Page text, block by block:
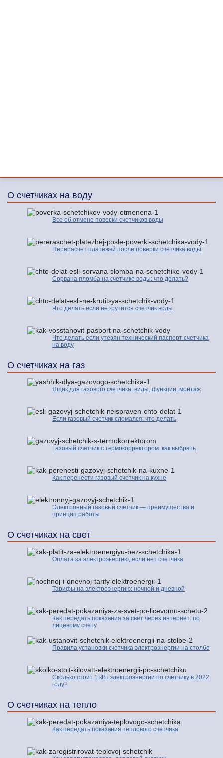
О счетчиках на воду
Все об отмене поверки счетчиков воды
Перерасчет платежей после поверки счетчика воды
Сорвана пломба на счетчике воды: что делать?
Что делать если не крутится счетчик воды
Что делать если утерян технический паспорт счетчика
на воду
О счетчиках на газ
Ящик для газового счетчика: виды, функции, монтаж
Если газовый счетчик сломался: что делать
Газовый счетчик с термокорректором: как выбрать
Как перенести газовый счетчик на кухне
Электронный газовый счетчик — преимущества и
принцип работы
О счетчиках на свет
Оплата за электроэнергию, если нет счетчика
Тарифы на электроэнергию: ночной и дневной
Как передать показания за свет через интернет: по
лицевому счету
Правила установки счетчика электроэнергии на столбе
Сколько стоит 1 кВт электроэнергии по счетчику в 2022
году?
О счетчиках на тепло
Как передать показания теплового счетчика